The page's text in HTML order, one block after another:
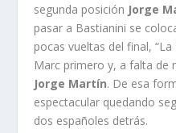
segunda posición Jorge
pasar a Bastianini se
pocas vueltas del final,
Marc primero y, a falta de
Jorge Martín. De esa
espectacular quedando
dos españoles detrás.